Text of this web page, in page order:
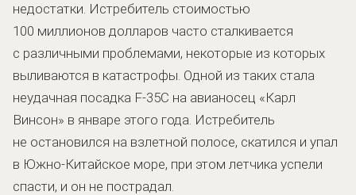
недостатки. Истребитель стоимостью
100 миллионов долларов часто сталкивается
с различными проблемами, некоторые из которых
выливаются в катастрофы. Одной из таких стала
неудачная посадка F-35C на авианосец «Карл
Винсон» в январе этого года. Истребитель
не остановился на взлетной полосе, скатился и упал
в Южно-Китайское море, при этом летчика успели
спасти, и он не пострадал.